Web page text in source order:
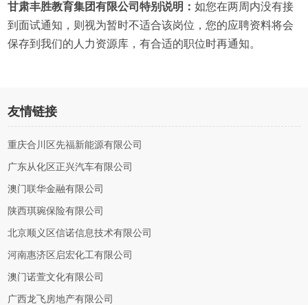
甘肃丰胜教育集团有限公司特别说明：如您在两周内没有接
到面试通知，则视为暂时不适合该岗位，您的应聘资料将会
保存到我们的人力资源库，有合适的职位时再通知。
友情链接
重庆合川区先福新能源有限公司
广东从化区正兴汽车有限公司
澳门联华金融有限公司
陕西琪琬保险有限公司
北京顺义区信诺信息技术有限公司
河南惠济区启宏化工有限公司
澳门诺萱文化有限公司
广西龙飞房地产有限公司